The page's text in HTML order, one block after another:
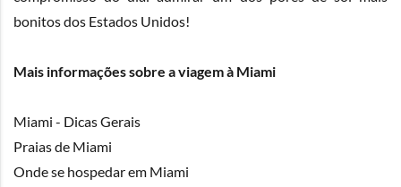
bonitos dos Estados Unidos!
Mais informações sobre a viagem à Miami
Miami - Dicas Gerais
Praias de Miami
Onde se hospedar em Miami